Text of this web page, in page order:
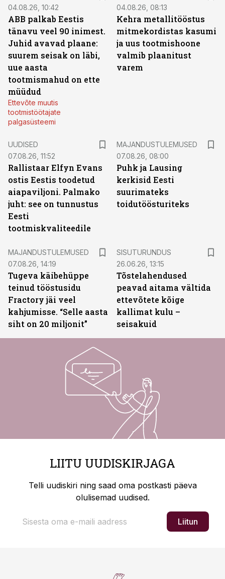
04.08.26, 10:42
ABB palkab Eestis
tänavu veel 90 inimest.
Juhid avavad plaane:
suurem seisak on läbi,
uue aasta
tootmismahud on ette
müüdud
Ettevõte muutis
tootmistöötajate
palgasüsteemi
04.08.26, 08:13
Kehra metallitööstus
mitmekordistas kasumi
ja uus tootmishoone
valmib plaanitust
varem
UUDISED
07.08.26, 11:52
Rallistaar Elfyn Evans
ostis Eestis toodetud
aiapaviljoni. Palmako
juht: see on tunnustus
Eesti
tootmiskvaliteedile
MAJANDUSTULEMUSED
07.08.26, 08:00
Puhk ja Lausing
kerkisid Eesti
suurimateks
toidutöösturiteks
MAJANDUSTULEMUSED
07.08.26, 14:19
Tugeva käibehüppe
teinud tööstusidu
Fractory jäi veel
kahjumisse. “Selle aasta
siht on 20 miljonit”
SISUTURUNDUS
26.06.26, 13:15
Tõstelahendused
peavad aitama vältida
ettevõtete kõige
kallimat kulu –
seisakuid
LIITU UUDISKIRJAGA
Telli uudiskiri ning saad oma postkasti päeva
olulisemad uudised.
Liitun